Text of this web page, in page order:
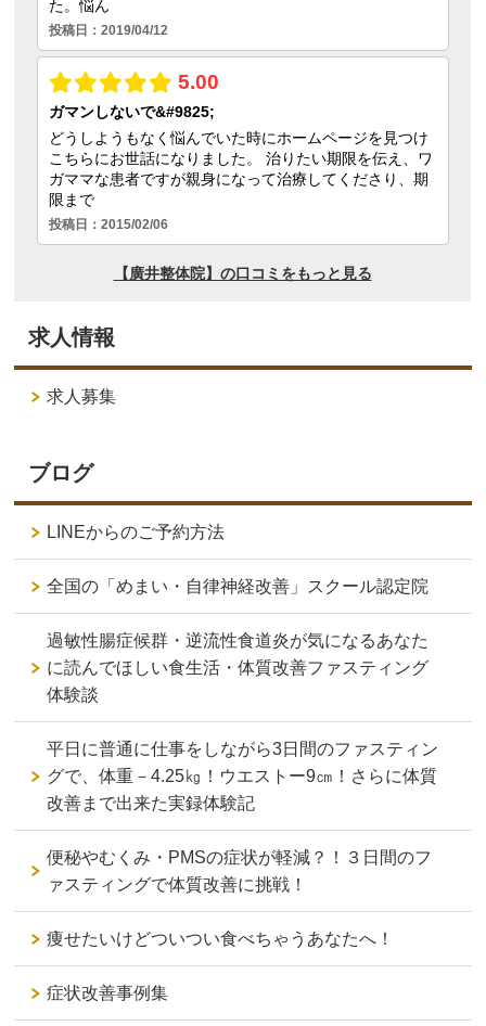
求人情報
求人募集
ブログ
LINEからのご予約方法
全国の「めまい・自律神経改善」スクール認定院
過敏性腸症候群・逆流性食道炎が気になるあなた
に読んでほしい食生活・体質改善ファスティング
体験談
平日に普通に仕事をしながら3日間のファスティン
グで、体重－4.25㎏！ウエストー9㎝！さらに体質
改善まで出来た実録体験記
便秘やむくみ・PMSの症状が軽減？！３日間のフ
ァスティングで体質改善に挑戦！
痩せたいけどついつい食べちゃうあなたへ！
症状改善事例集